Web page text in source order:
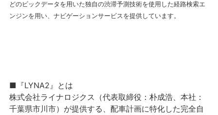
どのビックデータを用いた独自の渋滞予測技術を使用した経路検索エ
ンジンを用い、ナビゲーションサービスを提供しています。
■『LYNA2』とは
株式会社ライナロジクス（代表取締役：朴成浩、本社：
千葉県市川市）が提供する、配車計画に特化した完全自